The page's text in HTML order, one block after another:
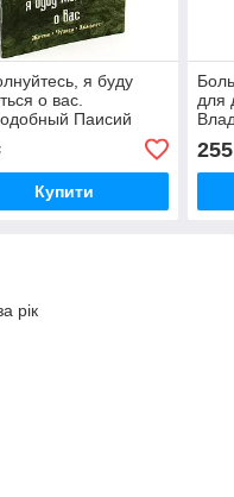
я буду
о вас.
Паисий
Акафист Старец
Свят
Купити
для
255
рік